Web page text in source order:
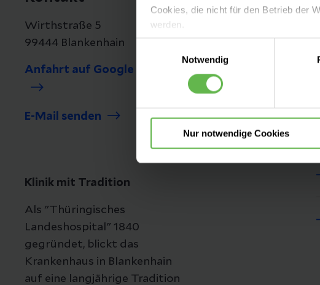
Cookies, die nicht für den Betrieb der
werden.
Es steht Ihnen frei, unsere Seite mit
nicht notwendigen Cookies zu treffen
einzuwilligen. Ihre
Notwendig
Nur notwendige Cookies
Wirthstraße 5
99444 Blankenhain
Anfahrt auf Google Maps
E-Mail senden
Klinik mit Tradition
Als "Thüringisches
Landeshospital" 1840
gegründet, blickt das
Krankenhaus in Blankenhain
auf eine langjährige Tradition